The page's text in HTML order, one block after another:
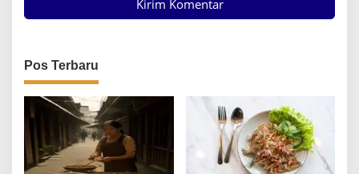
Pos Terbaru